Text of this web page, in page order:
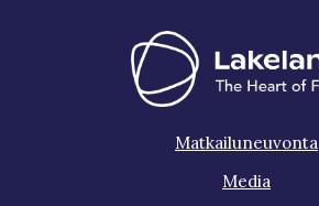
Matkailuneuvonta
Media